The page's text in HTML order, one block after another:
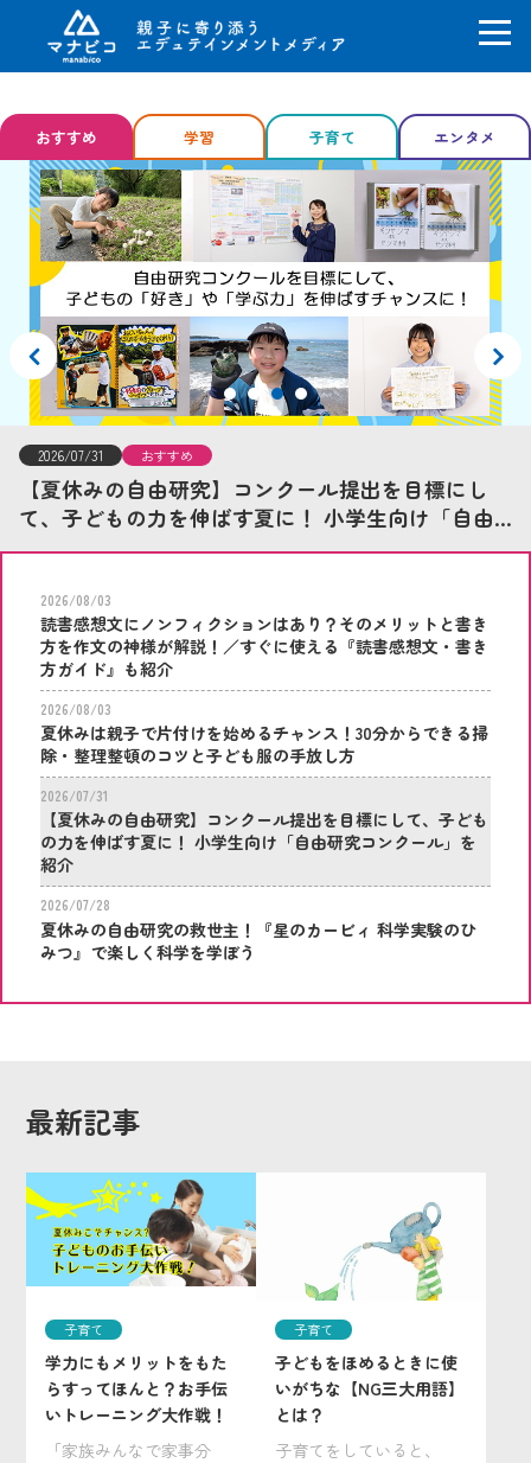
ン
ン
おすすめ 学習 子育て エンタメ
2026/07/31 おすすめ
【夏休みの自由研究】コンクール提出を目標にし
て、子どもの力を伸ばす夏に！ 小学生向け「自由
研究コンクール」を紹介
2026/08/03
読書感想文にノンフィクションはあり？そのメリットと書き
方を作文の神様が解説！／すぐに使える『読書感想文・書き
方ガイド』も紹介
2026/08/03
夏休みは親子で片付けを始めるチャンス！30分からできる掃
除・整理整頓のコツと子ども服の手放し方
2026/07/31
【夏休みの自由研究】コンクール提出を目標にして、子ども
の力を伸ばす夏に！ 小学生向け「自由研究コンクール」を
紹介
2026/07/28
夏休みの自由研究の救世主！『星のカービィ 科学実験のひ
みつ』で楽しく科学を学ぼう
最新記事
子育て
学力にもメリットをもた
らすってほんと？お手伝
いトレーニング大作戦！
「家族みんなで家事分
子育て
子どもをほめるときに使
いがちな【NG三大用語】
とは？
子育てをしていると、